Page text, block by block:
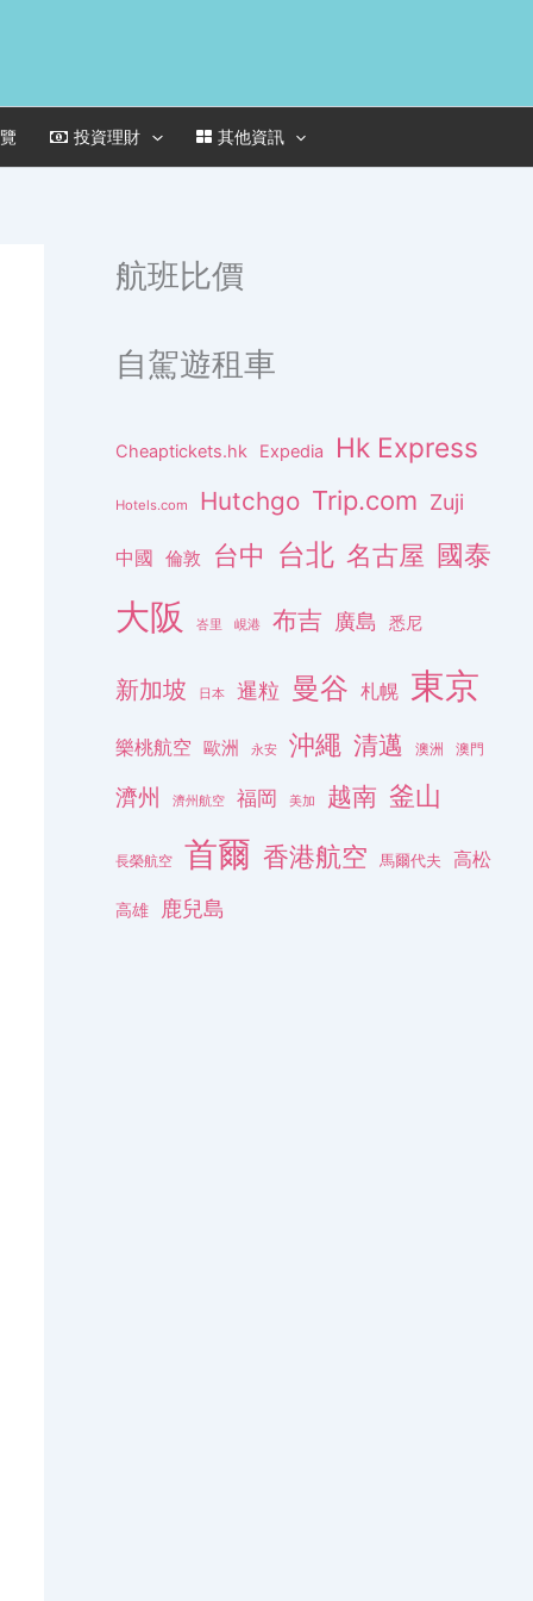
投資理財 其他資訊
航班比價
自駕遊租車
Cheaptickets.hk Expedia Hk Express
Hotels.com Hutchgo Trip.com Zuji
中國 倫敦 台中 台北 名古屋 國泰
大阪 峇里 峴港 布吉 廣島 悉尼
新加坡 日本 暹粒 曼谷 札幌 東京
樂桃航空 歐洲 永安 沖繩 清邁 澳洲 澳門
濟州 濟州航空 福岡 美加 越南 釜山
長榮航空 首爾 香港航空 馬爾代夫 高松
高雄 鹿兒島